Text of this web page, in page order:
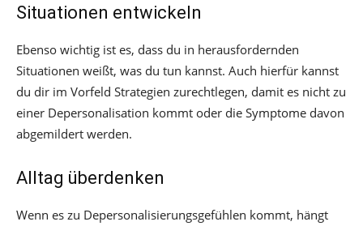
Situationen entwickeln
Ebenso wichtig ist es, dass du in herausfordernden
Situationen weißt, was du tun kannst. Auch hierfür kannst
du dir im Vorfeld Strategien zurechtlegen, damit es nicht zu
einer Depersonalisation kommt oder die Symptome davon
abgemildert werden.
Alltag überdenken
Wenn es zu Depersonalisierungsgefühlen kommt, hängt